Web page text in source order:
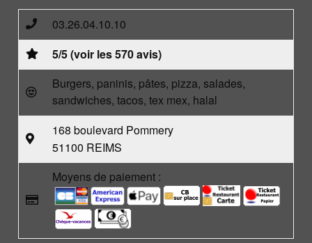
03.26.04.10.10
5/5 (voir les 570 avis)
Burgers, paninis, pâtes, pizza, salades,
sandwiches, tacos, tex mex, halal
168 boulevard Pommery
51100 REIMS
Moyens de paiement :